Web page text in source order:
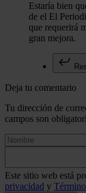
Estaría bien
de el El
que requerirá
gran mejora.
Deja tu comentario
Tu dirección de
campos son
Este sitio web está
privacidad y